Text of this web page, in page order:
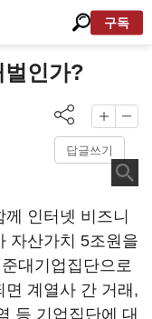
구독
벌인가?
답글쓰기
인터넷 비즈니
자산가치 5조원을
대기업집단으로
면 계열사 간 거래,
등 기업집단에 대